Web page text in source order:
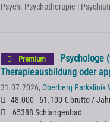
Psych. Psychotherapie |
Premium
Psychologe
Therapieausbildung oder
31.07.2026, Oberberg Parkklinik
48.000 - 61.100 € brutto /
65388 Schlangenbad